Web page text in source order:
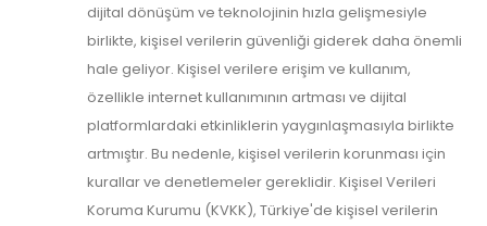
dijital dönüşüm ve teknolojinin hızla gelişmesiyle
birlikte, kişisel verilerin güvenliği giderek daha önemli
hale geliyor. Kişisel verilere erişim ve kullanım,
özellikle internet kullanımının artması ve dijital
platformlardaki etkinliklerin yaygınlaşmasıyla birlikte
artmıştır. Bu nedenle, kişisel verilerin korunması için
kurallar ve denetlemeler gereklidir. Kişisel Verileri
Koruma Kurumu (KVKK), Türkiye'de kişisel verilerin